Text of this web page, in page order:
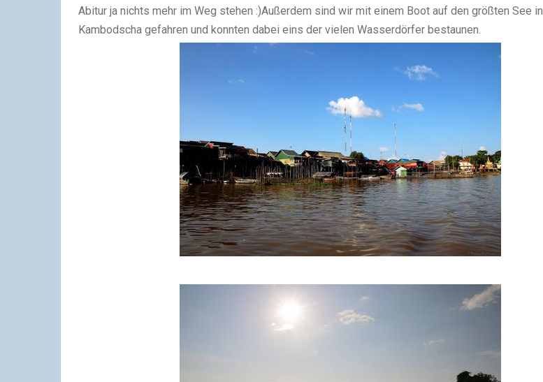
Abitur ja nichts mehr im Weg stehen :)Außerdem sind wir mit einem Boot auf den größten See in
Kambodscha gefahren und konnten dabei eins der vielen Wasserdörfer bestaunen.